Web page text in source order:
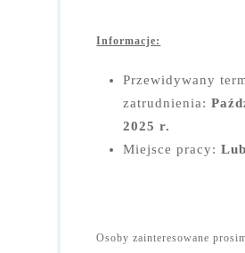
Informacje:
Przewidywany
zatrudnienia:
2025 r.
Miejsce pracy:
Osoby zainteresowane